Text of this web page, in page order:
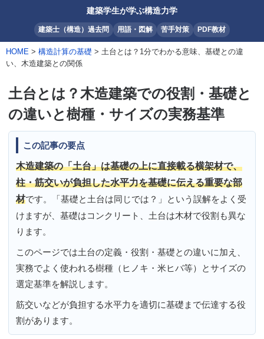
建築学生が学ぶ構造力学
建築士（構造）過去問 用語・図解 苦手対策 PDF教材
HOME > 構造計算の基礎 > 土台とは？1分でわかる意味、基礎との違
い、木造建築との関係
土台とは？木造建築での役割・基礎と
の違いと樹種・サイズの実務基準
この記事の要点
木造建築の「土台」は基礎の上に直接載る横架材で、
柱・筋交いが負担した水平力を基礎に伝える重要な部
材です。「基礎と土台は同じでは？」という誤解をよく受
けますが、基礎はコンクリート、土台は木材で役割も異な
ります。
このページでは土台の定義・役割・基礎との違いに加え、
実務でよく使われる樹種（ヒノキ・米ヒバ等）とサイズの
選定基準を解説します。
筋交いなどが負担する水平力を適切に基礎まで伝達する役
割があります。